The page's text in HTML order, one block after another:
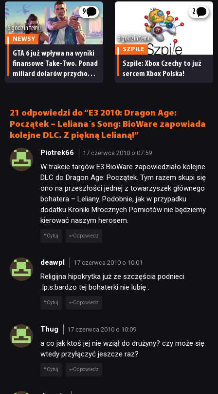
9
6 godzin temu
NEWSY
GTA 6 już wpływa na wyniki
finansowe Take-Two. Ponad
miliard dolarów przychodu
2
6 godzin temu
SZPILE
Szpile: Xbox Czechy to już
sercem Xbox Polska!
21 odpowiedzi do “E3 2010: Dragon Age:
Początek – Leliana´s Song: BioWare zapowiada
kolejne DLC. Z piękną Lelianą!”
Piotrek66 17 czerwca 2010 o 07:59
W trakcie targów E3 BioWare zapowiedziało kolejne
DLC do Dragon Age: Początek. Tym razem skupi się
ono na przeszłości jednej z towarzyszek głównego
bohatera – Leliany. Podobnie, jak w przypadku
dodatku Kroniki Mrocznych Pomiotów nie będziemy
kierować naszym herosem.
Cytuj Odpowiedz
deawpl 17 czerwca 2010 o 10:01
Religijna hipokrytka już ze szczęścia podnieci
.|p.s:bardzo tej bohaterki nie lubię .
Cytuj Odpowiedz
Thug 17 czerwca 2010 o 10:09
a co jak ktoś jej nie wziął do drużyny? czy może się
wtedy przyłączyć jeszcze raz?
Cytuj Odpowiedz